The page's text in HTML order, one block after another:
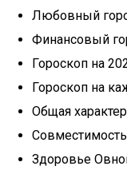
Любовный
Финансовый
Гороскоп на
Гороскоп на
Общая
Совместимость
Здоровье